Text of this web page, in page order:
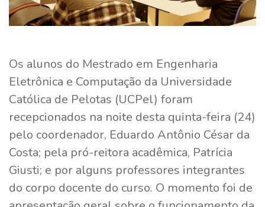
Os alunos do Mestrado em Engenharia
Eletrônica e Computação da Universidade
Católica de Pelotas (UCPel) foram
recepcionados na noite desta quinta-feira (24)
pelo coordenador, Eduardo Antônio César da
Costa; pela pró-reitora acadêmica, Patrícia
Giusti; e por alguns professores integrantes
do corpo docente do curso. O momento foi de